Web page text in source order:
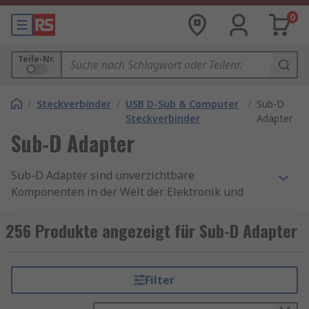
0
Teile-Nr.
/ Steckverbinder / USB D-Sub & Computer
Steckverbinder
/ Sub-D
Adapter
Sub-D Adapter
Sub-D Adapter sind unverzichtbare
Komponenten in der Welt der Elektronik und
Verbindung verschiedener Geräte und
Schnittstellen, was in zahlreichen Anwendungen
Adapter sind vielseitige Komponenten, die in
vielen Branchen und Anwendungen
256 Produkte angezeigt für Sub-D Adapter
Filter